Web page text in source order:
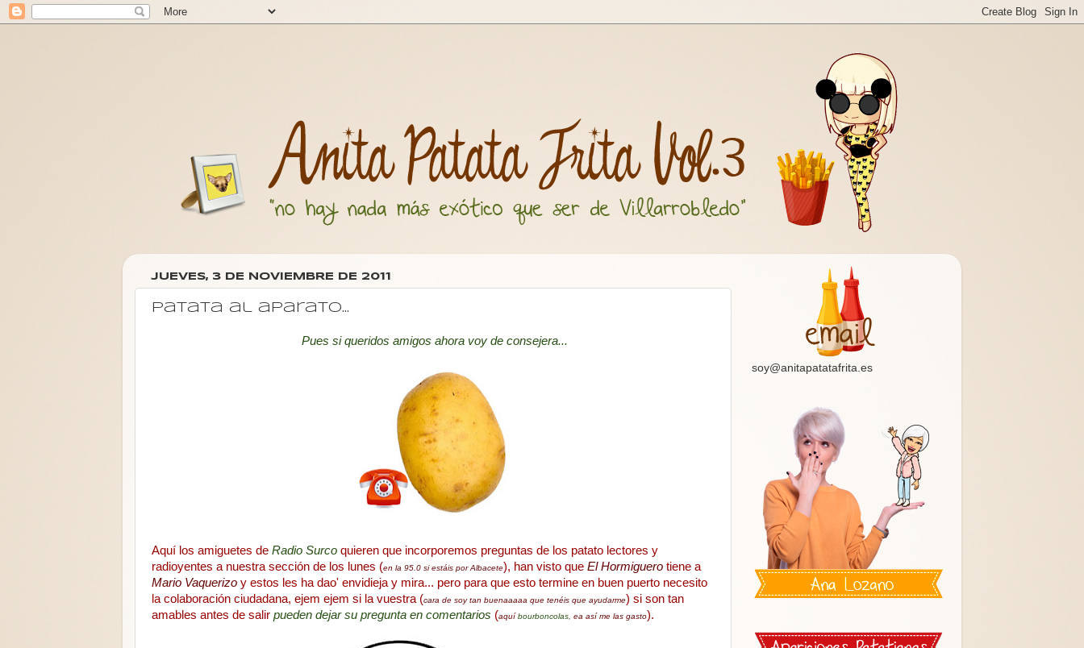
JUEVES, 3 DE NOVIEMBRE DE 2011
Patata al aparato...
Pues si queridos amigos ahora voy de consejera...
Aquí los amiguetes de Radio Surco quieren que incorporemos preguntas de los patato lectores y
radioyentes a nuestra sección de los lunes (en la 95.0 si estáis por Albacete), han visto que El Hormiguero tiene a
Mario Vaquerizo y estos les ha dao' envidieja y mira... pero para que esto termine en buen puerto necesito
la colaboración ciudadana, ejem ejem si la vuestra (cara de soy tan buenaaaaa que tenéis que ayudarme) si son tan
amables antes de salir pueden dejar su pregunta en comentarios (aquíbourboncolas, ea así me las gasto).
soy@anitapatatafrita.es